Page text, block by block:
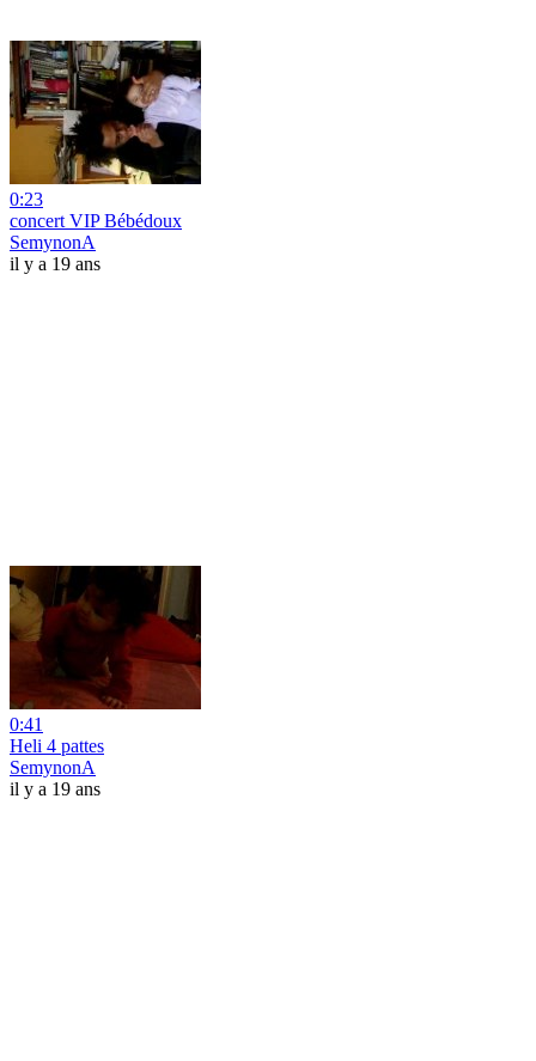
0:23
concert VIP Bébédoux
SemynonA
il y a 19 ans
0:41
Heli 4 pattes
SemynonA
il y a 19 ans